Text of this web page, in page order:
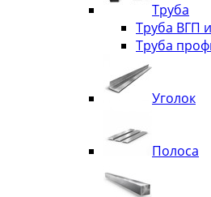
Труба
Труба ВГП
Труба
Уголок
Полоса